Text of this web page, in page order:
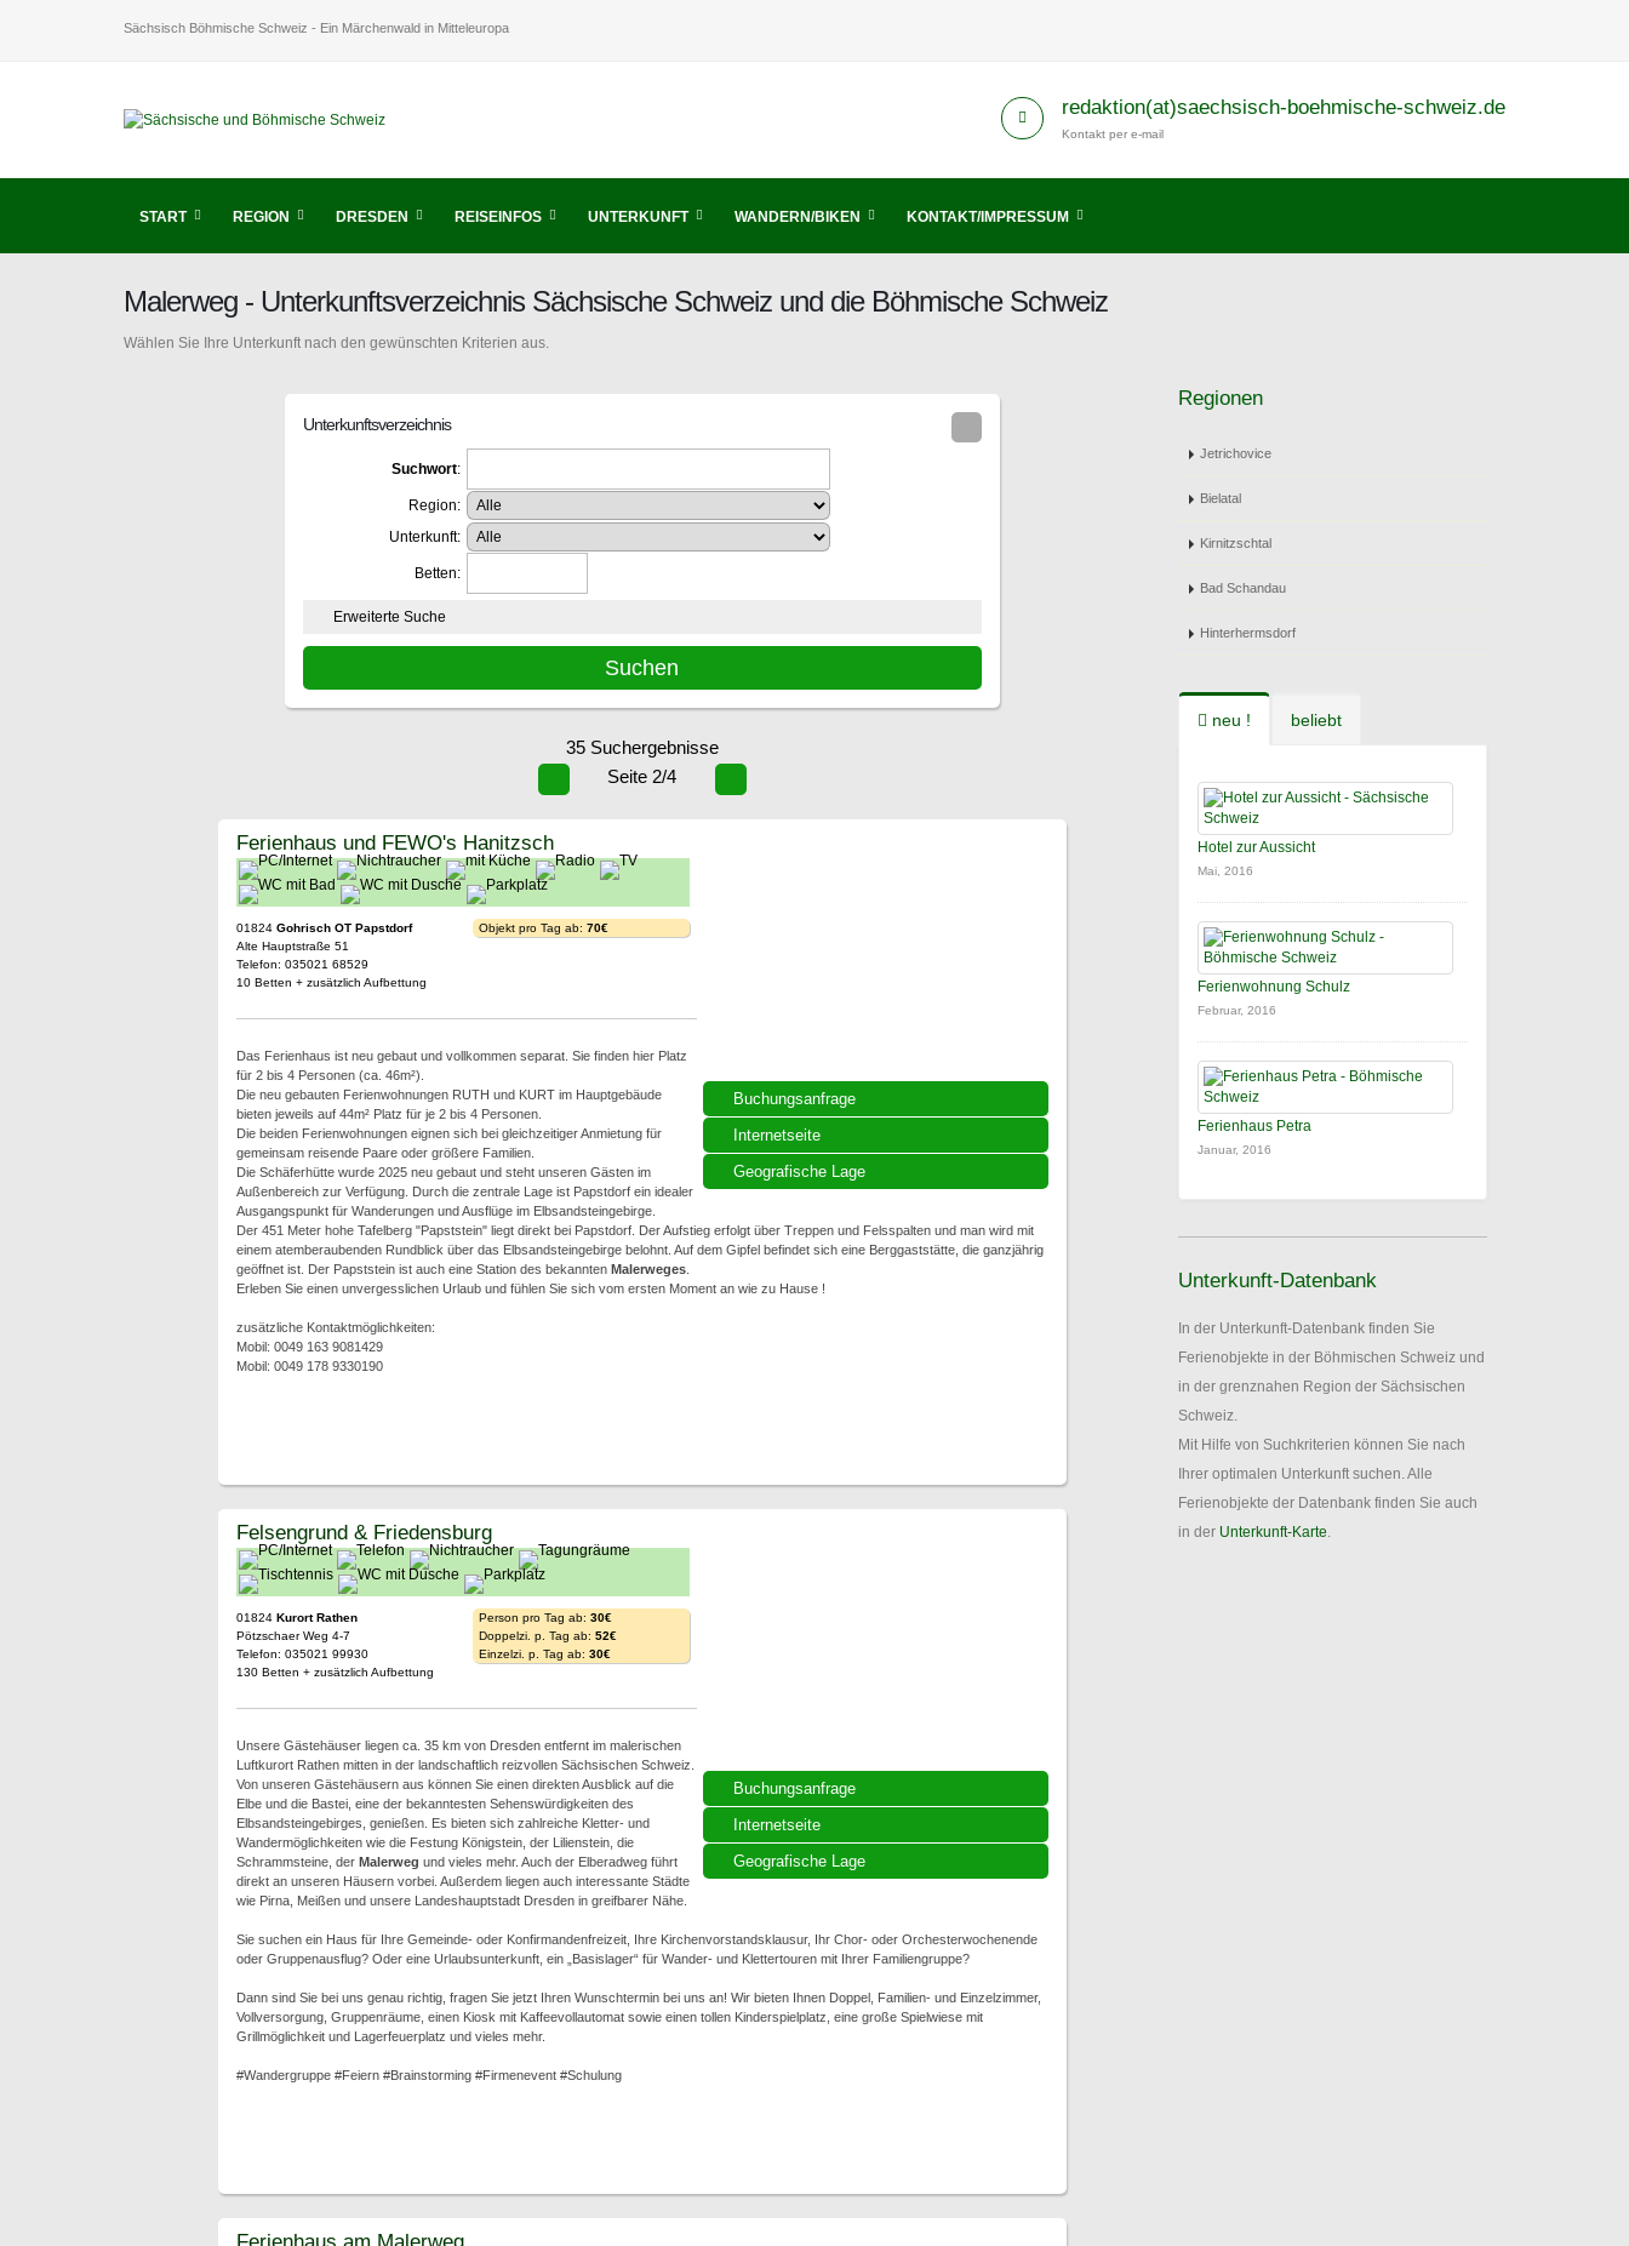
Sächsisch Böhmische Schweiz - Ein Märchenwald in Mitteleuropa
redaktion(at)saechsisch-boehmische-schweiz.de
Kontakt per e-mail
START REGION DRESDEN REISEINFOS UNTERKUNFT WANDERN/BIKEN KONTAKT/IMPRESSUM
Malerweg - Unterkunftsverzeichnis Sächsische Schweiz und die Böhmische Schweiz
Wählen Sie Ihre Unterkunft nach den gewünschten Kriterien aus.
Unterkunftsverzeichnis
Suchwort:
Region:
Unterkunft:
Betten:
Erweiterte Suche
35 Suchergebnisse
Seite 2/4
Buchungsanfrage
Internetseite
Geografische Lage
Ferienhaus und FEWO's Hanitzsch
01824 Gohrisch OT Papstdorf
Alte Hauptstraße 51
Telefon: 035021 68529
10 Betten + zusätzlich Aufbettung
Objekt pro Tag ab: 70€
Das Ferienhaus ist neu gebaut und vollkommen separat. Sie finden hier Platz
für 2 bis 4 Personen (ca. 46m²).
Die neu gebauten Ferienwohnungen RUTH und KURT im Hauptgebäude
bieten jeweils auf 44m² Platz für je 2 bis 4 Personen.
Die beiden Ferienwohnungen eignen sich bei gleichzeitiger Anmietung für
gemeinsam reisende Paare oder größere Familien.
Die Schäferhütte wurde 2025 neu gebaut und steht unseren Gästen im
Außenbereich zur Verfügung. Durch die zentrale Lage ist Papstdorf ein idealer
Ausgangspunkt für Wanderungen und Ausflüge im Elbsandsteingebirge.
Der 451 Meter hohe Tafelberg "Papststein" liegt direkt bei Papstdorf. Der Aufstieg erfolgt über Treppen und Felsspalten und man wird mit
einem atemberaubenden Rundblick über das Elbsandsteingebirge belohnt. Auf dem Gipfel befindet sich eine Berggaststätte, die ganzjährig
geöffnet ist. Der Papststein ist auch eine Station des bekannten Malerweges.
Erleben Sie einen unvergesslichen Urlaub und fühlen Sie sich vom ersten Moment an wie zu Hause !
zusätzliche Kontaktmöglichkeiten:
Mobil: 0049 163 9081429
Mobil: 0049 178 9330190
Buchungsanfrage
Internetseite
Geografische Lage
Felsengrund & Friedensburg
01824 Kurort Rathen
Pötzschaer Weg 4-7
Telefon: 035021 99930
130 Betten + zusätzlich Aufbettung
Person pro Tag ab: 30€
Doppelzi. p. Tag ab: 52€
Einzelzi. p. Tag ab: 30€
Unsere Gästehäuser liegen ca. 35 km von Dresden entfernt im malerischen
Luftkurort Rathen mitten in der landschaftlich reizvollen Sächsischen Schweiz.
Von unseren Gästehäusern aus können Sie einen direkten Ausblick auf die
Elbe und die Bastei, eine der bekanntesten Sehenswürdigkeiten des
Elbsandsteingebirges, genießen. Es bieten sich zahlreiche Kletter- und
Wandermöglichkeiten wie die Festung Königstein, der Lilienstein, die
Schrammsteine, der Malerweg und vieles mehr. Auch der Elberadweg führt
direkt an unseren Häusern vorbei. Außerdem liegen auch interessante Städte
wie Pirna, Meißen und unsere Landeshauptstadt Dresden in greifbarer Nähe.
Sie suchen ein Haus für Ihre Gemeinde- oder Konfirmandenfreizeit, Ihre Kirchenvorstandsklausur, Ihr Chor- oder Orchesterwochenende
oder Gruppenausflug? Oder eine Urlaubsunterkunft, ein „Basislager“ für Wander- und Klettertouren mit Ihrer Familiengruppe?
Dann sind Sie bei uns genau richtig, fragen Sie jetzt Ihren Wunschtermin bei uns an! Wir bieten Ihnen Doppel, Familien- und Einzelzimmer,
Vollversorgung, Gruppenräume, einen Kiosk mit Kaffeevollautomat sowie einen tollen Kinderspielplatz, eine große Spielwiese mit
Grillmöglichkeit und Lagerfeuerplatz und vieles mehr.
#Wandergruppe #Feiern #Brainstorming #Firmenevent #Schulung
Ferienhaus am Malerweg
Regionen
Jetrichovice
Bielatal
Kirnitzschtal
Bad Schandau
Hinterhermsdorf
neu ! beliebt
Hotel zur Aussicht
Mai, 2016
Ferienwohnung Schulz
Februar, 2016
Ferienhaus Petra
Januar, 2016
Unterkunft-Datenbank
In der Unterkunft-Datenbank finden Sie
Ferienobjekte in der Böhmischen Schweiz und
in der grenznahen Region der Sächsischen
Schweiz.
Mit Hilfe von Suchkriterien können Sie nach
Ihrer optimalen Unterkunft suchen. Alle
Ferienobjekte der Datenbank finden Sie auch
in der Unterkunft-Karte.